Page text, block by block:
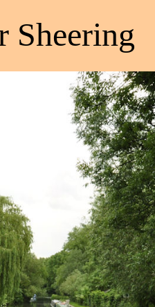
Sheering